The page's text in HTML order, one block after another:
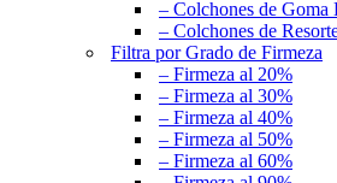
– Colchones de Goma
– Colchones de
Filtra por Grado de Firmeza
– Firmeza al 20%
– Firmeza al 30%
– Firmeza al 40%
– Firmeza al 50%
– Firmeza al 60%